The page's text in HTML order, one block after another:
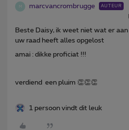
M marcvancrombrugge AUTEUR
Beste Daisy, ik weet niet wat er
uw raad heeft alles opgelost
amai : dikke proficiat !!!
verdiend een pluim 👏👏👏
1 persoon vindt dit leuk